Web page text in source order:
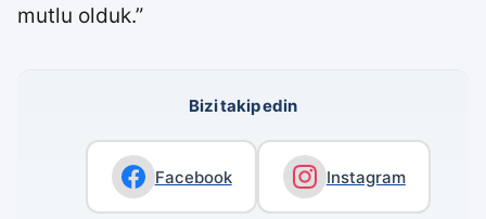
mutlu olduk.”
Bizi takip edin
Facebook Instagram